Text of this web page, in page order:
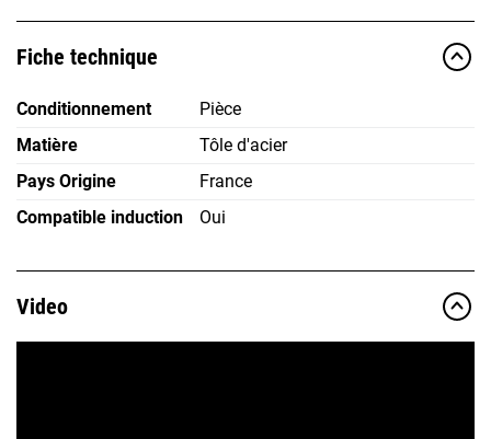
Fiche technique
Conditionnement
Pièce
Matière
Tôle d'acier
Pays Origine
France
Compatible induction
Oui
Video